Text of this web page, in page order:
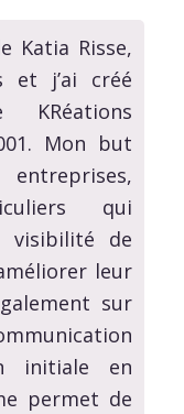
Katia Risse,
et j’ai créé
KRéations
Mon but
qui
visibilité de
leur
sur
initiale en
permet de